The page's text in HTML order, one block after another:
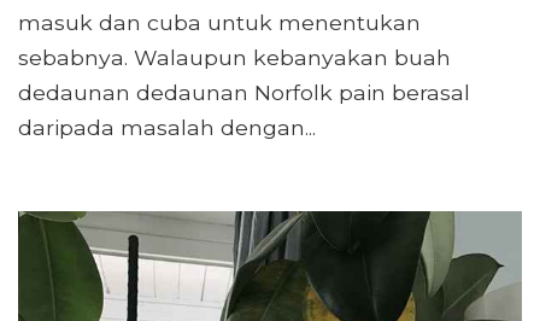
masuk dan cuba untuk menentukan
sebabnya. Walaupun kebanyakan buah
dedaunan dedaunan Norfolk pain berasal
daripada masalah dengan...